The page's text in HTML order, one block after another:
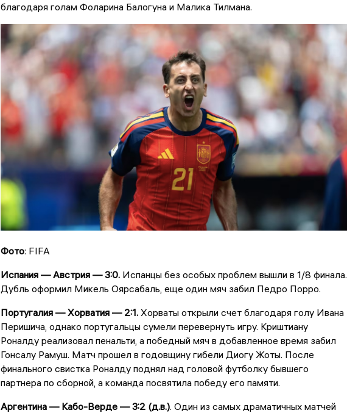
благодаря голам Фоларина Балогуна и Малика Тилмана.
Фото: FIFA
Испания — Австрия — 3:0.Испанцы без особых проблем вышли в 1/8 финала.
Дубль оформил Микель Оярсабаль, еще один мяч забил Педро Порро.
Португалия — Хорватия — 2:1.Хорваты открыли счет благодаря голу Ивана
Перишича, однако португальцы сумели перевернуть игру. Криштиану
Роналду реализовал пенальти, а победный мяч в добавленное время забил
Гонсалу Рамуш. Матч прошел в годовщину гибели Диогу Жоты. После
финального свистка Роналду поднял над головой футболку бывшего
партнера по сборной, а команда посвятила победу его памяти.
Аргентина — Кабо-Верде — 3:2 (д.в.). Один из самых драматичных матчей